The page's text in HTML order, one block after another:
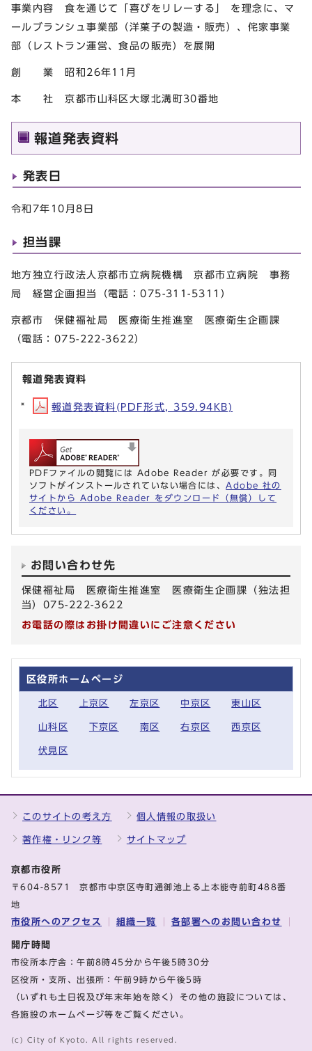
事業内容 食を通じて「喜びをリレーする」 を理念に、マ
ールブランシュ事業部（洋菓子の製造・販売）、侘家事業
部（レストラン運営、食品の販売）を展開
創 業 昭和26年11月
本 社 京都市山科区大塚北溝町30番地
報道発表資料
発表日
令和7年10月8日
担当課
地方独立行政法人京都市立病院機構 京都市立病院 事務
局 経営企画担当（電話：075-311-5311）
京都市 保健福祉局 医療衛生推進室 医療衛生企画課
（電話：075-222-3622）
報道発表資料
報道発表資料(PDF形式, 359.94KB)
PDFファイルの閲覧には Adobe Reader が必要です。同
ソフトがインストールされていない場合には、 Adobe 社の
サイトから Adobe Reader をダウンロード（無償）して
ください。
お問い合わせ先
保健福祉局 医療衛生推進室 医療衛生企画課（独法担
当）075-222-3622
お電話の際はお掛け間違いにご注意ください
区役所ホームページ
北区 上京区 左京区 中京区 東山区
山科区 下京区 南区 右京区 西京区
伏見区
このサイトの考え方 個人情報の取扱い
著作権・リンク等 サイトマップ
京都市役所
〒604-8571 京都市中京区寺町通御池上る上本能寺前町488番
地
市役所へのアクセス 組織一覧 各部署へのお問い合わせ
開庁時間
市役所本庁舎：午前8時45分から午後5時30分
区役所・支所、出張所：午前9時から午後5時
（いずれも土日祝及び年末年始を除く）その他の施設については、
各施設のホームページ等をご覧ください。
(c) City of Kyoto. All rights reserved.